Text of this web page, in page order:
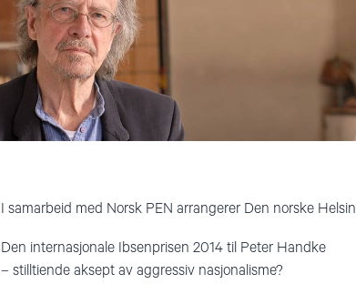
I samarbeid med Norsk PEN arrangerer Den norske
Den internasjonale Ibsenprisen 2014 til Peter Handke
– stilltiende aksept av aggressiv nasjonalisme?